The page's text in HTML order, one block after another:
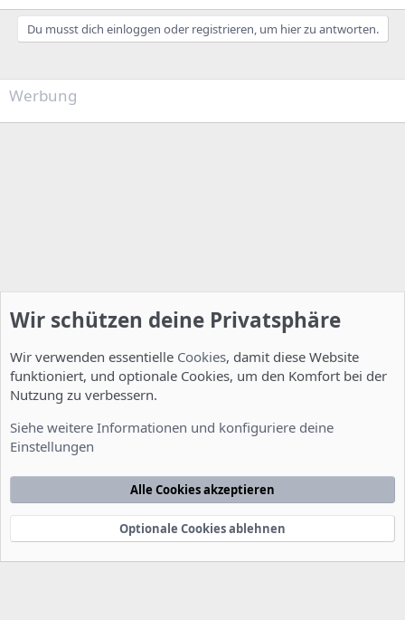
Du musst dich einloggen oder registrieren, um hier zu antworten.
Werbung
Nutzungsbedingungen Datenschutzerklärung
Startseite
e
Community platform by XenForo® © 2010-2022 XenForo Ltd.
xenDach©2010-2014
Wir schützen deine Privatsphäre
Wir verwenden essentielle Cookies, damit diese Website
funktioniert, und optionale Cookies, um den Komfort bei der
Nutzung zu verbessern.
Siehe weitere Informationen und konfiguriere deine
Einstellungen
Alle Cookies akzeptieren
Optionale Cookies ablehnen